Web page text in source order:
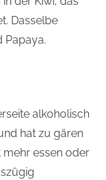
Dasselbe
Papaya.
alkoholisch
hat zu gären
mehr essen oder